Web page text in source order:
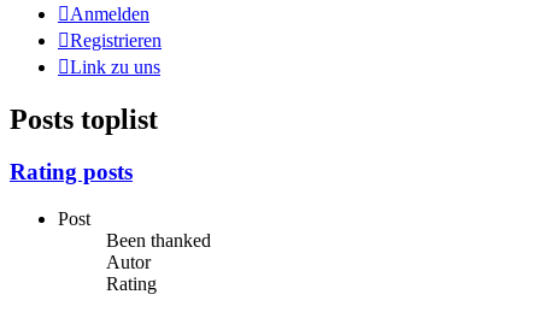
Anmelden
Registrieren
Link zu uns
Posts toplist
Rating posts
Post
Been thanked
Autor
Rating